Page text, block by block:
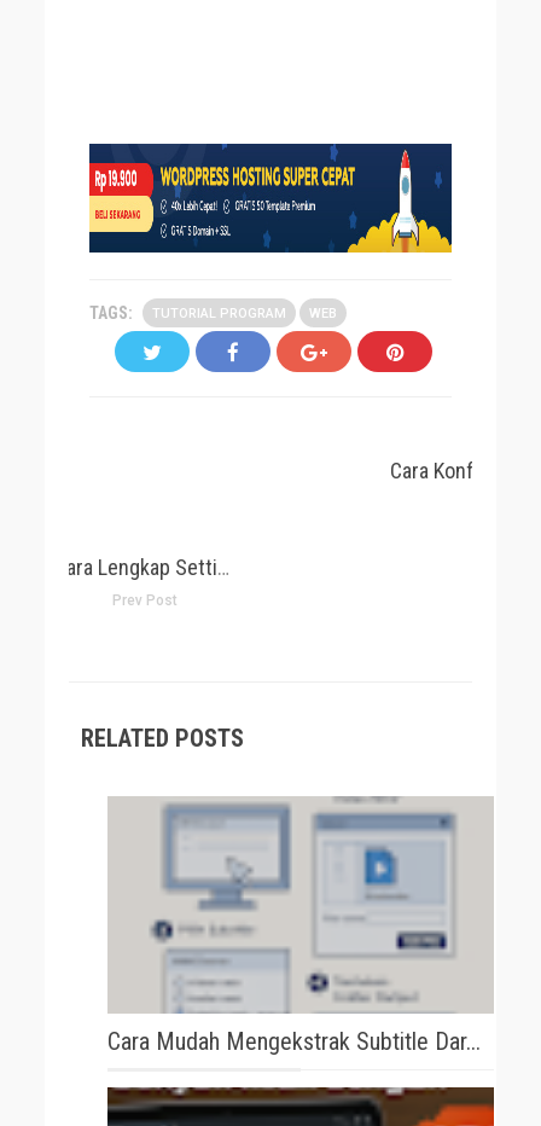
TAGS: TUTORIAL PROGRAM WEB
Cara Lengkap Setting Emulator PS3 RPCS3
Prev Post
RELATED POSTS
Cara Mudah Mengekstrak Subtitle Dar...